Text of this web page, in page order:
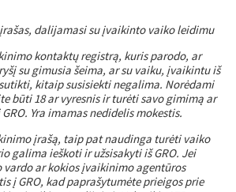
dalijamasi su įvaikinto vaiko leidimu
kontaktų registrą, kuris parodo, ar
su gimusia šeima, ar su vaiku, įvaikintu iš
kitaip susisiekti negalima. Norėdami
būti 18 ar vyresnis ir turėti savo gimimą ar
Yra imamas nedidelis mokestis.
įrašą, taip pat naudinga turėti vaiko
galima ieškoti ir užsisakyti iš GRO. Jei
vardo ar kokios įvaikinimo agentūros
į GRO, kad paprašytumėte prieigos prie